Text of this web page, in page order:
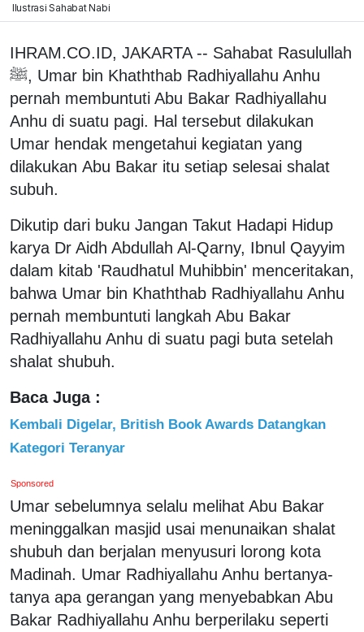
Ilustrasi Sahabat Nabi
IHRAM.CO.ID, JAKARTA -- Sahabat Rasulullah
ﷺ, Umar bin Khaththab Radhiyallahu Anhu
pernah membuntuti Abu Bakar Radhiyallahu
Anhu di suatu pagi. Hal tersebut dilakukan
Umar hendak mengetahui kegiatan yang
dilakukan Abu Bakar itu setiap selesai shalat
subuh.
Dikutip dari buku Jangan Takut Hadapi Hidup
karya Dr Aidh Abdullah Al-Qarny, Ibnul Qayyim
dalam kitab 'Raudhatul Muhibbin' menceritakan,
bahwa Umar bin Khaththab Radhiyallahu Anhu
pernah membuntuti langkah Abu Bakar
Radhiyallahu Anhu di suatu pagi buta setelah
shalat shubuh.
Baca Juga :
Kembali Digelar, British Book Awards Datangkan
Kategori Teranyar
Sponsored
Umar sebelumnya selalu melihat Abu Bakar
meninggalkan masjid usai menunaikan shalat
shubuh dan berjalan menyusuri lorong kota
Madinah. Umar Radhiyallahu Anhu bertanya-
tanya apa gerangan yang menyebabkan Abu
Bakar Radhiyallahu Anhu berperilaku seperti